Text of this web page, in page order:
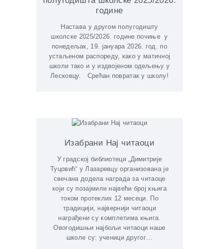
године
Настава у другом полугодишту
школске 2025/2026. године почиње у
понедељак, 19. јануара 2026. год. по
устаљеном распореду, како у матичној
школи тако и у издвојеном одељењу у
Лесковцу. Срећан повратак у школу!
Изабрани Нај читаоци
У градској библиотеци „Димитрије
Туцовић“ у Лазаревцу организована је
свечана додела награда за читаоце
који су позајмили највећи број књига
током протеклих 12 месеци. По
традицији, највернији читаоци
награђени су комплетима књига.
Овогодишњи најбољи читаоци наше
школе су: ученици другог…